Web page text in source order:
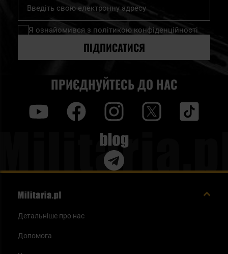
нашу
розсилку
Я ознайомився з політикою конфіденційності
ПІДПИСАТИСЯ
ПРИЄДНУЙТЕСЬ ДО НАС
Blog
Детальніше про нас
Допомога